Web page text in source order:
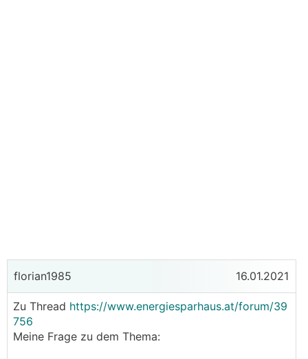
florian1985 16.01.2021
Zu Thread https://www.energiesparhaus.at/forum/39
756
Meine Frage zu dem Thema: